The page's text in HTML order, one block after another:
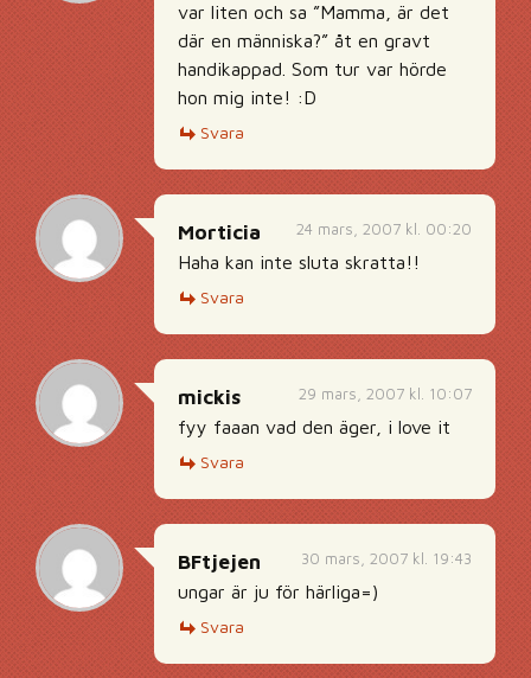
var liten och sa ”Mamma, är det
där en människa?” åt en gravt
handikappad. Som tur var hörde
hon mig inte! :D
Svara
24 mars, 2007 kl. 00:20
Morticia
Haha kan inte sluta skratta!!
Svara
29 mars, 2007 kl. 10:07
mickis
fyy faaan vad den äger, i love it
Svara
30 mars, 2007 kl. 19:43
BFtjejen
ungar är ju för härliga=)
Svara